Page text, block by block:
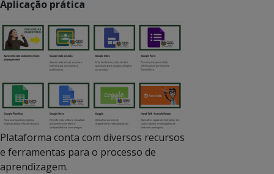
Aplicação prática
Plataforma conta com diversos recursos
e ferramentas para o processo de
aprendizagem.